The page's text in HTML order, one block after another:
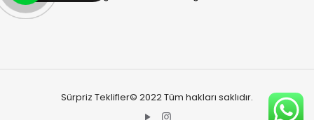
Sürpriz Teklifler© 2022 Tüm hakları saklıdır.